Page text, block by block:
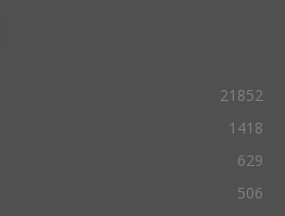
21852
1418
629
506